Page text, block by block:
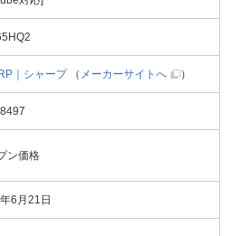
｜シャープ（ メーカーサイトへ ）
ン価格
6月21日